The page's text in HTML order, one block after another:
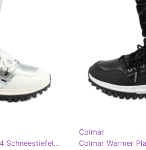
Colmar Warmer Freeze 204 Schneestiefel silber
Colmar